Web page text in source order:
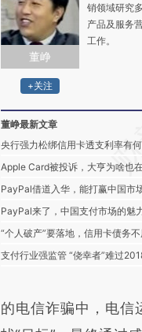
董峥
+关注
销领域研究
产品及服务
工作。
董峥最新文章
央行强力松绑信用卡透支利率有
Apple Card被投诉，大亨为啥也
PayPal借道入华，能打赢中国市
PayPal来了，中国支付市场的魅
“个人破产”要落地，信用卡债务
支付行业强监管 “侥幸者”难过
的电信诈骗中，电信